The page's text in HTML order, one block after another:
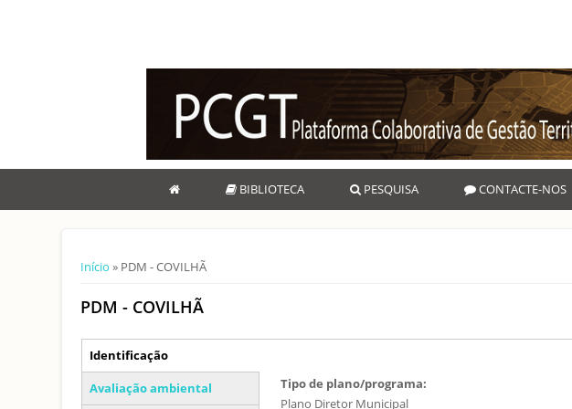
BIBLIOTECA PESQUISA CONTACTE-NOS
Está aqui
Início » PDM - COVILHÃ
PDM - COVILHÃ
Separadores verticais
Identificação
(separador ativo)
Avaliação ambiental
Tipo de plano/programa:
Plano Diretor Municipal